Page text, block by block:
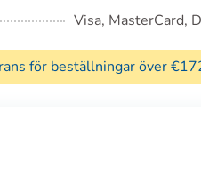
Visa, MasterCard,
för beställningar över